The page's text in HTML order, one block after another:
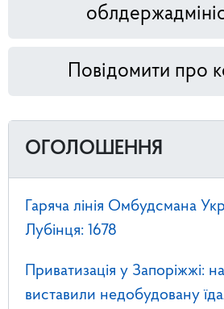
Повідомити про
ОГОЛОШЕННЯ
Гаряча лінія Омбудсмана
Лубінця: 1678
Приватизація у Запоріжжі:
виставили недобудовану